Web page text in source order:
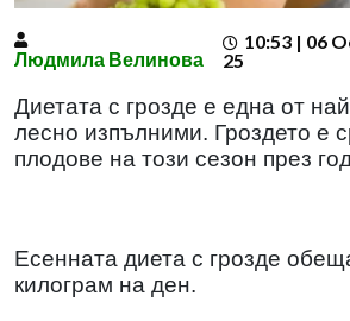
Людмила Велинова
10:53 | 06
25
Диетата с грозде е една от
лесно изпълними. Гроздето е
плодове на този сезон през
Есенната диета с грозде
килограм на ден.